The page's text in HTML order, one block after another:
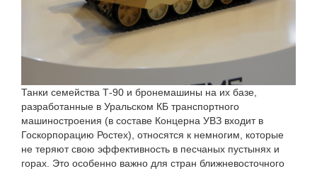
Танки семейства Т-90 и бронемашины на их базе,
разработанные в Уральском КБ транспортного
машиностроения (в составе Концерна УВЗ входит в
Госкорпорацию Ростех), относятся к немногим, которые
не теряют свою эффективность в песчаных пустынях и
горах. Это особенно важно для стран ближневосточного